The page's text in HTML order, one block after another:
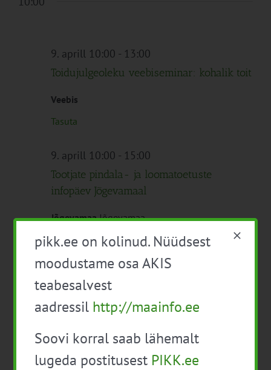
9. aprill 10:00 - 13:00
Toidujulgeoleku veebiseminar: kohalik toit
Veebis
Tasuta
9. aprill 10:00 - 15:00
Tootjate pindala- ja loomatoetuste
infopäev Jõgevamaal
JõgevamaaJõgevamaa
Eelmine päev
Telli kalender
pikk.ee on kolinud. Nüüdsest
moodustame osa AKIS
teabesalvest
aadressil http://maainfo.ee
Soovi korral saab lähemalt
lugeda postitusest PIKK.ee